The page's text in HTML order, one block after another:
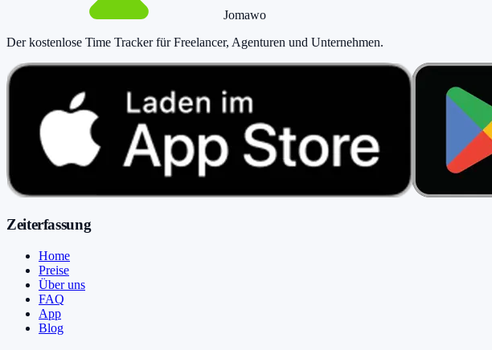
Jomawo
Der kostenlose Time Tracker für Freelancer, Agenturen und Unternehmen.
Zeiterfassung
Home
Preise
Über uns
FAQ
App
Blog